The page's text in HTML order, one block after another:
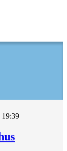
19:39